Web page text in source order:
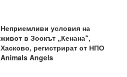
Неприемливи условия на
живот в Зоокът „Кенана“,
Хасково, регистрират от НПО
Animals Angels